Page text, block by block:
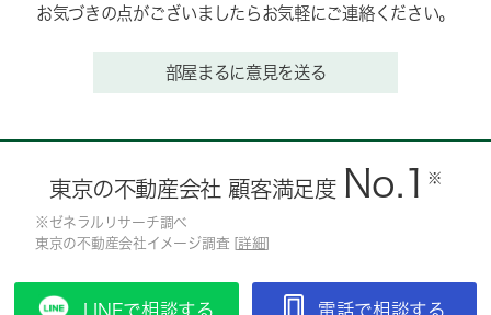
お気づきの点がございましたらお気軽にご連絡ください。
部屋まるに意見を送る
東京の不動産会社 顧客満足度 No.1 ※
※ゼネラルリサーチ調べ
東京の不動産会社イメージ調査 [詳細]
LINEで相談する 電話で相談する